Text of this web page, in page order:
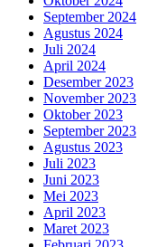
September 2024
Agustus 2024
Juli 2024
April 2024
Desember 2023
November 2023
Oktober 2023
September 2023
Agustus 2023
Juli 2023
Juni 2023
Mei 2023
April 2023
Maret 2023